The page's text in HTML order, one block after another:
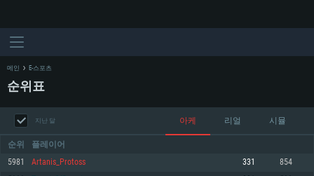
메인 E-스포츠
순위표
지난 달 아케 리얼 시뮬
순위 플레이어
5981 Artanis_Protoss 331 854